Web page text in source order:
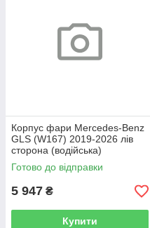
Корпус фари Mercedes-Benz
GLS (W167) 2019-2026 лів
сторона (водійська)
Готово до відправки
5 947 ₴
Купити